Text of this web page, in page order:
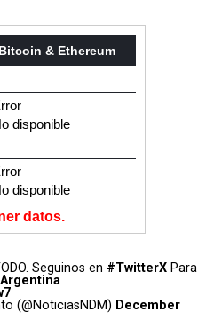
& Ethereum
disponible
disponible
datos.
Seguinos en #TwitterX Para
(@NoticiasNDM) December